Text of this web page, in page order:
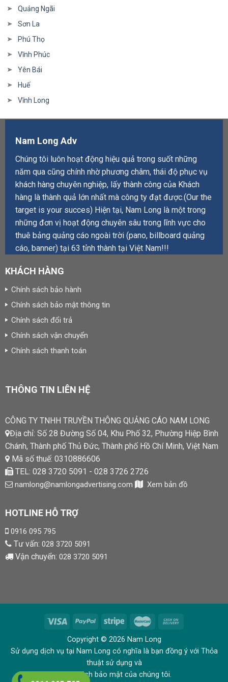
Quảng Ngãi
Sơn La
Phú Thọ
Vĩnh Phúc
Yên Bái
Huế
Vĩnh Long
Nam Long Adv
Chúng tôi luôn hoạt động hiệu quả trong suốt những
năm qua cũng chính nhờ phương châm, thái độ phục vụ
khách hàng chuyên nghiệp, lấy thành công của Khách
hàng là thành quả lớn nhất mà công ty đạt được.(Our the
target is your succes) Hiện tại, Nam Long là một trong
những đơn vị hoạt động chuyên sâu trong lĩnh vực cho
thuê bảng quảng cáo ngoài trời (pano, billboard quảng
cáo, banner) tại 63 tỉnh thành tại Việt Nam!!!
KHÁCH HÀNG
Chính sách bảo hành
Chính sách bảo mật thông tin
Chính sách đổi trả
Chính sách vận chuyển
Chính sách thanh toán
THÔNG TIN LIÊN HỆ
CÔNG TY TNHH TRUYỀN THÔNG QUẢNG CÁO NAM LONG
Địa chỉ: Số 28 Đường Số 04, Khu Phố 32, Phường Hiệp Bình
Chánh, Thành phố Thủ Đức, Thành phố Hồ Chí Minh, Việt Nam
Mã số thuế: 0310886606
TEL: 028 3720 5091 - 028 3726 2726
namlong@namlongadvertising.com Xem bản đồ
HOTLINE HỖ TRỢ
0916 095 795
Tư vấn: 028 3720 5091
Vận chuyển: 028 3720 5091
Copyright © 2026 Nam Long
Sử dụng dịch vụ tại Nam Long có nghĩa là bạn đồng ý với Thỏa
thuật sử dụng và
Chính sách bảo mật của chúng tôi.